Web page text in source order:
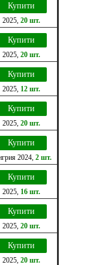
Купити
2025, 20 шт.
Купити
2025, 20 шт.
Купити
2025, 12 шт.
Купити
2025, 20 шт.
Купити
2024 2 шт.
Купити
2025, 16 шт.
Купити
2025, 20 шт.
Купити
2025, 20 шт.